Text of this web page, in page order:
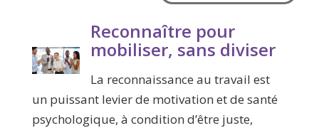
Reconnaître pour
mobiliser, sans diviser
La reconnaissance au travail est
un puissant levier de motivation et de santé
psychologique, à condition d’être juste,